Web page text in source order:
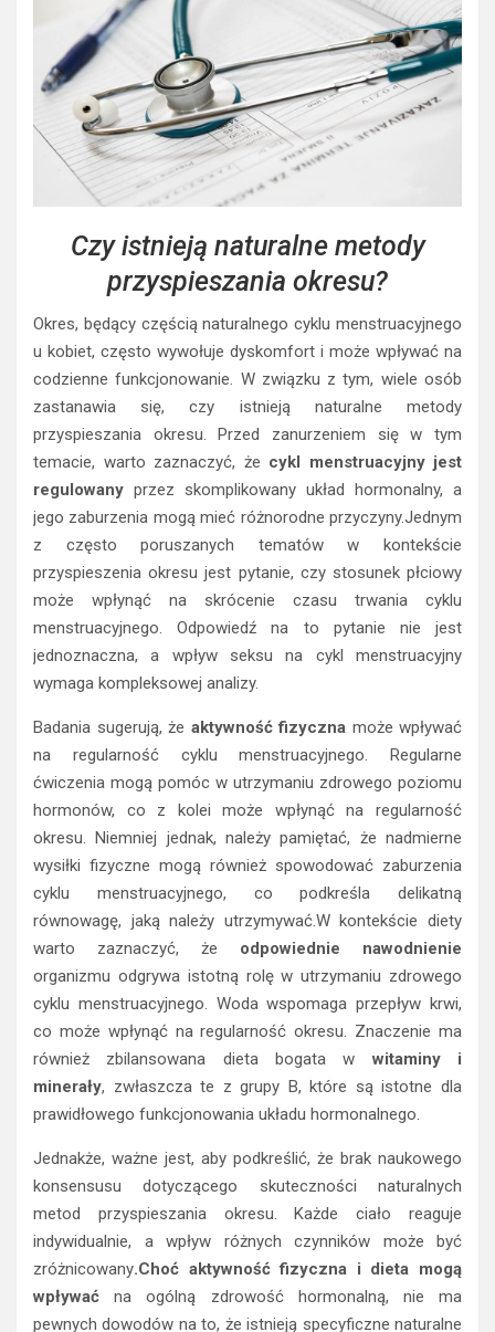
Czy istnieją naturalne metody
przyspieszania okresu?
Okres, będący częścią naturalnego cyklu menstruacyjnego
u kobiet, często wywołuje dyskomfort i może wpływać na
codzienne funkcjonowanie. W związku z tym, wiele osób
zastanawia się, czy istnieją naturalne metody
przyspieszania okresu. Przed zanurzeniem się w tym
temacie, warto zaznaczyć, że cykl menstruacyjny jest
regulowany przez skomplikowany układ hormonalny, a
jego zaburzenia mogą mieć różnorodne przyczyny.Jednym
z często poruszanych tematów w kontekście
przyspieszenia okresu jest pytanie, czy stosunek płciowy
może wpłynąć na skrócenie czasu trwania cyklu
menstruacyjnego. Odpowiedź na to pytanie nie jest
jednoznaczna, a wpływ seksu na cykl menstruacyjny
wymaga kompleksowej analizy.
Badania sugerują, że aktywność fizyczna może wpływać
na regularność cyklu menstruacyjnego. Regularne
ćwiczenia mogą pomóc w utrzymaniu zdrowego poziomu
hormonów, co z kolei może wpłynąć na regularność
okresu. Niemniej jednak, należy pamiętać, że nadmierne
wysiłki fizyczne mogą również spowodować zaburzenia
cyklu menstruacyjnego, co podkreśla delikatną
równowagę, jaką należy utrzymywać.W kontekście diety
warto zaznaczyć, że odpowiednie nawodnienie
organizmu odgrywa istotną rolę w utrzymaniu zdrowego
cyklu menstruacyjnego. Woda wspomaga przepływ krwi,
co może wpłynąć na regularność okresu. Znaczenie ma
również zbilansowana dieta bogata wwitaminy i
minerały, zwłaszcza te z grupy B, które są istotne dla
prawidłowego funkcjonowania układu hormonalnego.
Jednakże, ważne jest, aby podkreślić, że brak naukowego
konsensusu dotyczącego skuteczności naturalnych
metod przyspieszania okresu. Każde ciało reaguje
indywidualnie, a wpływ różnych czynników może być
zróżnicowany.Choć aktywność fizyczna i dieta mogą
wpływać na ogólną zdrowość hormonalną, nie ma
pewnych dowodów na to, że istnieją specyficzne naturalne